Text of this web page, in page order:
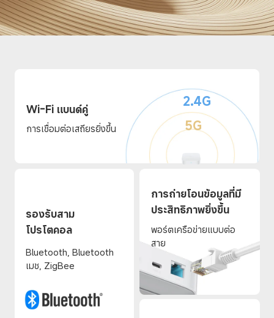
2.4G
Wi-Fi แบนด์คู่
การเชื่อมต่อเสถียรยิ่งขึ้น 5G
รองรับสาม
โปรโตคอล
Bluetooth, Bluetooth
เมช, ZigBee
การถ่ายโอนข้อมูลที่มี
ประสิทธิภาพยิ่งขึ้น
พอร์ตเครือข่ายแบบต่อ
สาย